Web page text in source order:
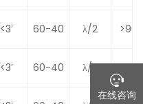
<3′ 60-40 λ/2
<3′ 60-40 λ/2
在线咨询